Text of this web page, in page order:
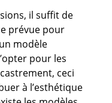
il suffit de
prévue pour
modèle
pour les
ceci
à l’esthétique